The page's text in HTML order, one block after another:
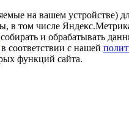
на вашем устройстве)
в том числе
и обрабатывать
в соответствии с нашей
функций сайта.